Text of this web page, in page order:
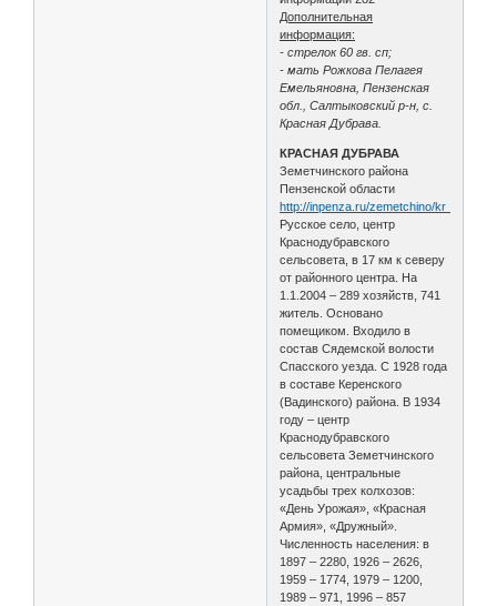
Дополнительная
информация:
- стрелок 60 гв. сп;
- мать Рожкова Пелагея
Емельяновна, Пензенская
обл., Салтыковский р-н, с.
Красная Дубрава.
КРАСНАЯ ДУБРАВА
Земетчинского района
Пензенской области
http://inpenza.ru/zemetchino/
Русское село, центр
Краснодубравского
сельсовета, в 17 км к северу
от районного центра. На
1.1.2004 – 289 хозяйств, 741
житель. Основано
помещиком. Входило в
состав Сядемской волости
Спасского уезда. С 1928 года
в составе Керенского
(Вадинского) района. В 1934
году – центр
Краснодубравского
сельсовета Земетчинского
района, центральные
усадьбы трех колхозов:
«День Урожая», «Красная
Армия», «Дружный».
Численность населения: в
1897 – 2280, 1926 – 2626,
1959 – 1774, 1979 – 1200,
1989 – 971, 1996 – 857